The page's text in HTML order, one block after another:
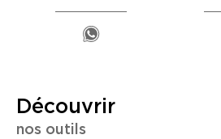
découvrir
nos outils